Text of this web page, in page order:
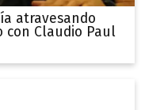
atravesando
con Claudio Paul